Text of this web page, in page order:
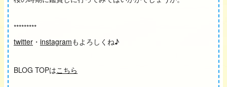
*********
twitter ・ instagramもよろしくね♪
BLOG TOPはこちら